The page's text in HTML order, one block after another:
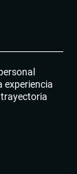
experiencia